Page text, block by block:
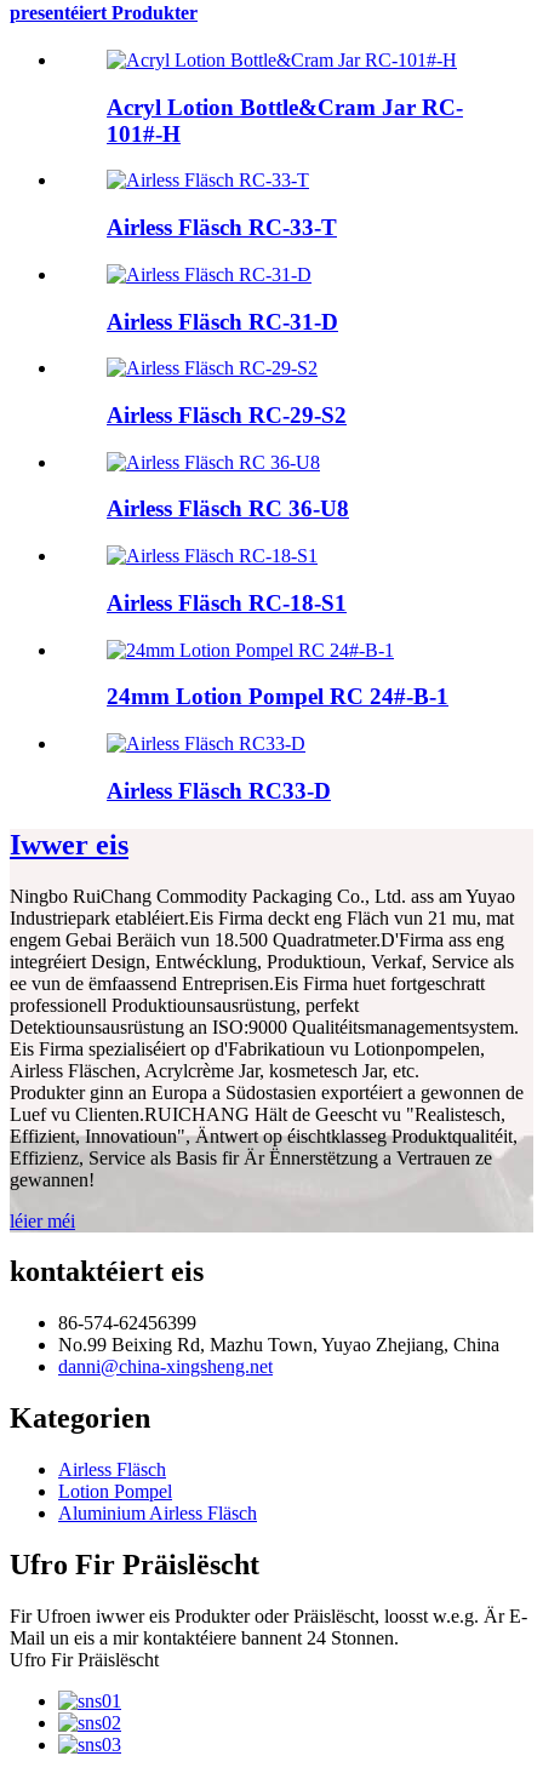
presentéiert Produkter
Acryl Lotion Bottle&Cram Jar RC-
101#-H
Airless Fläsch RC-33-T
Airless Fläsch RC-31-D
Airless Fläsch RC-29-S2
Airless Fläsch RC 36-U8
Airless Fläsch RC-18-S1
24mm Lotion Pompel RC 24#-B-1
Airless Fläsch RC33-D
Iwwer eis
Ningbo RuiChang Commodity Packaging Co., Ltd. ass am Yuyao
Industriepark etabléiert.Eis Firma deckt eng Fläch vun 21 mu, mat
engem Gebai Beräich vun 18.500 Quadratmeter.D'Firma ass eng
integréiert Design, Entwécklung, Produktioun, Verkaf, Service als
ee vun de ëmfaassend Entreprisen.Eis Firma huet fortgeschratt
professionell Produktiounsausrüstung, perfekt
Detektiounsausrüstung an ISO:9000 Qualitéitsmanagementsystem.
Eis Firma spezialiséiert op d'Fabrikatioun vu Lotionpompelen,
Airless Fläschen, Acrylcrème Jar, kosmetesch Jar, etc.
Produkter ginn an Europa a Südostasien exportéiert a gewonnen de
Luef vu Clienten.RUICHANG Hält de Geescht vu "Realistesch,
Effizient, Innovatioun", Äntwert op éischtklasseg Produktqualitéit,
Effizienz, Service als Basis fir Är Ënnerstëtzung a Vertrauen ze
gewannen!
léier méi
kontaktéiert eis
86-574-62456399
No.99 Beixing Rd, Mazhu Town, Yuyao Zhejiang, China
danni@china-xingsheng.net
Kategorien
Airless Fläsch
Lotion Pompel
Aluminium Airless Fläsch
Ufro Fir Präislëscht
Fir Ufroen iwwer eis Produkter oder Präislëscht, loosst w.e.g. Är E-
Mail un eis a mir kontaktéiere bannent 24 Stonnen.
Ufro Fir Präislëscht